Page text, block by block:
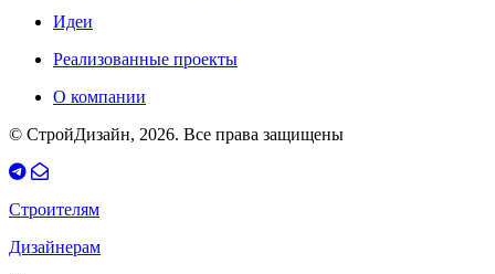
Идеи
Реализованные проекты
О компании
© СтройДизайн, 2026. Все права защищены
Строителям
Дизайнерам